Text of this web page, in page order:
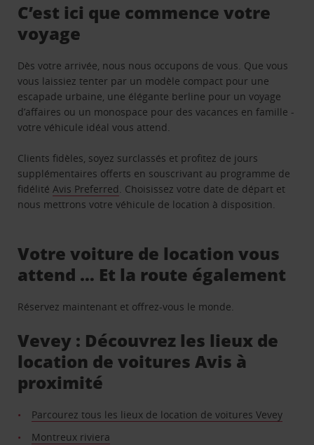
C’est ici que commence votre
voyage
Dès votre arrivée, nous nous occupons de vous. Que vous
vous laissiez tenter par un modèle compact pour une
escapade urbaine, une élégante berline pour un voyage
d’affaires ou un monospace pour des vacances en famille -
votre véhicule idéal vous attend.
Clients fidèles, soyez surclassés et profitez de jours
supplémentaires offerts en souscrivant au programme de
fidélitéAvis Preferred. Choisissez votre date de départ et
nous mettrons votre véhicule de location à disposition.
Votre voiture de location vous
attend … Et la route également
Réservez maintenant et offrez-vous le monde.
Vevey : Découvrez les lieux de
location de voitures Avis à
proximité
Parcourez tous les lieux de location de voitures Vevey
Montreux riviera